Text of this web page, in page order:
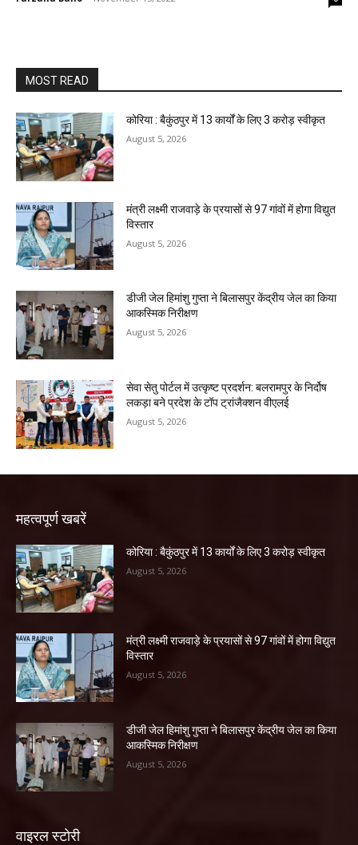
MOST READ
कोरिया : बैकुंठपुर में 13 कार्यों के लिए 3 करोड़ स्वीकृत
August 5, 2026
मंत्री लक्ष्मी राजवाड़े के प्रयासों से 97 गांवों में होगा विद्युत
विस्तार
August 5, 2026
डीजी जेल हिमांशु गुप्ता ने बिलासपुर केंद्रीय जेल का किया
आकस्मिक निरीक्षण
August 5, 2026
सेवा सेतु पोर्टल में उत्कृष्ट प्रदर्शन: बलरामपुर के निर्दोष
लकड़ा बने प्रदेश के टॉप ट्रांजैक्शन वीएलई
August 5, 2026
महत्वपूर्ण खबरें
कोरिया : बैकुंठपुर में 13 कार्यों के लिए 3 करोड़ स्वीकृत
August 5, 2026
मंत्री लक्ष्मी राजवाड़े के प्रयासों से 97 गांवों में होगा विद्युत
विस्तार
August 5, 2026
डीजी जेल हिमांशु गुप्ता ने बिलासपुर केंद्रीय जेल का किया
आकस्मिक निरीक्षण
August 5, 2026
वाइरल स्टोरी